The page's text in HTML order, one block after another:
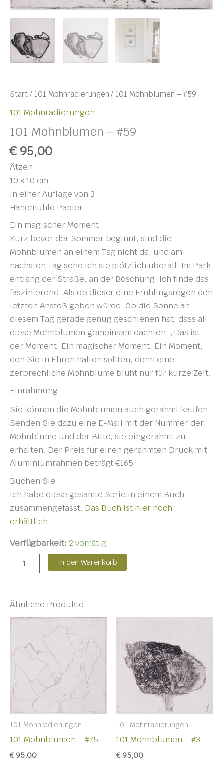
Start / 101 Mohnradierungen / 101 Mohnblumen – #59
101 Mohnradierungen
101 Mohnblumen – #59
€ 95,00
Ätzen
10 x 10 cm
In einer Auflage von 3
Hanemuhle Papier
Ein magischer Moment
Kurz bevor der Sommer beginnt, sind die
Mohnblumen an einem Tag nicht da, und am
nächsten Tag sehe ich sie plötzlich überall. Im Park,
entlang der Straße, an der Böschung. Ich finde das
faszinierend. Als ob dieser eine Frühlingsregen den
letzten Anstoß geben würde. Ob die Sonne an
diesem Tag gerade genug geschienen hat, dass all
diese Mohnblumen gemeinsam dachten: „Das ist
der Moment. Ein magischer Moment. Ein Moment,
den Sie in Ehren halten sollten, denn eine
zerbrechliche Mohnblume blüht nur für kurze Zeit.
Einrahmung
Sie können die Mohnblumen auch gerahmt kaufen.
Senden Sie dazu eine E-Mail mit der Nummer der
Mohnblume und der Bitte, sie eingerahmt zu
erhalten. Der Preis für einen gerahmten Druck mit
Aluminiumrahmen beträgt €165
Buchen Sie
Ich habe diese gesamte Serie in einem Buch
zusammengefasst. Das Buch ist hier noch
erhältlich.
Verfügbarkeit: 2 vorrätig
In den Warenkorb
Ähnliche Produkte
101 Mohnradierungen
101 Mohnblumen – #75
€95,00
101 Mohnradierungen
101 Mohnblumen – #3
€95,00